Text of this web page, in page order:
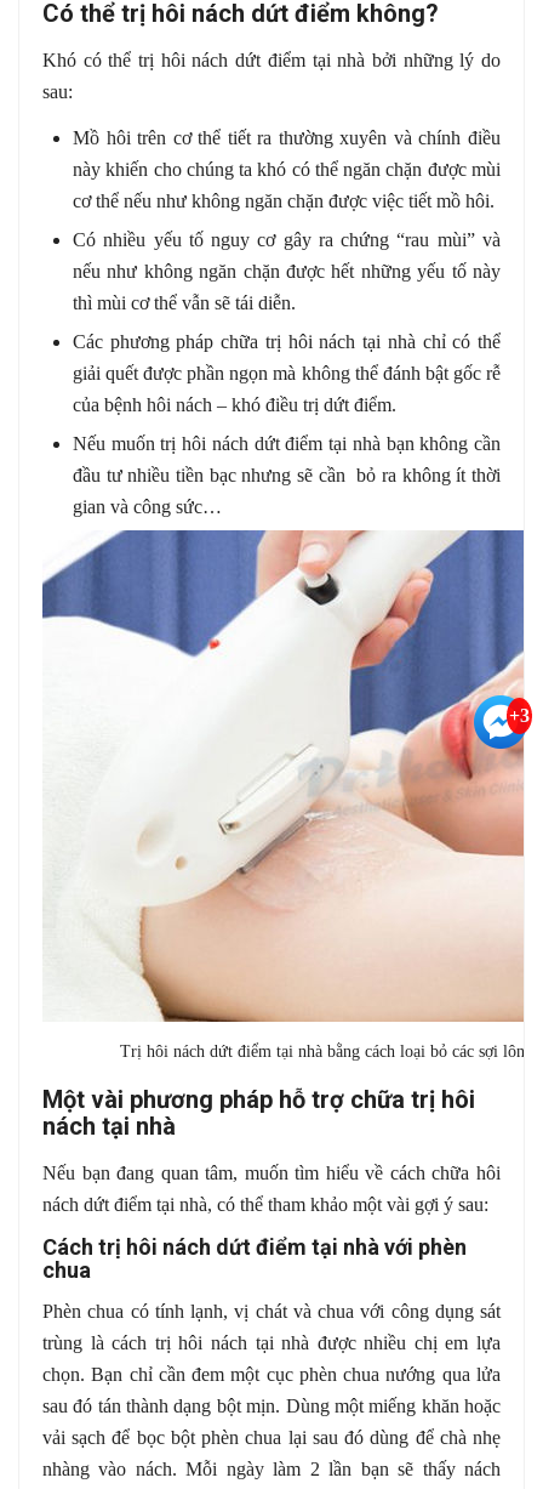
Có thể trị hôi nách dứt điểm không?
Khó có thể trị hôi nách dứt điểm tại nhà bởi những lý do
sau:
Mồ hôi trên cơ thể tiết ra thường xuyên và chính điều
này khiến cho chúng ta khó có thể ngăn chặn được mùi
cơ thể nếu như không ngăn chặn được việc tiết mồ hôi.
Có nhiều yếu tố nguy cơ gây ra chứng “rau mùi” và
nếu như không ngăn chặn được hết những yếu tố này
thì mùi cơ thể vẫn sẽ tái diễn.
Các phương pháp chữa trị hôi nách tại nhà chỉ có thể
giải quết được phần ngọn mà không thể đánh bật gốc rễ
của bệnh hôi nách – khó điều trị dứt điểm.
Nếu muốn trị hôi nách dứt điểm tại nhà bạn không cần
đầu tư nhiều tiền bạc nhưng sẽ cần bỏ ra không ít thời
gian và công sức…
Trị hôi nách dứt điểm tại nhà bằng cách loại bỏ các sợi lông
Một vài phương pháp hỗ trợ chữa trị hôi
nách tại nhà
Nếu bạn đang quan tâm, muốn tìm hiểu về cách chữa hôi
nách dứt điểm tại nhà, có thể tham khảo một vài gợi ý sau:
Cách trị hôi nách dứt điểm tại nhà với phèn
chua
Phèn chua có tính lạnh, vị chát và chua với công dụng sát
trùng là cách trị hôi nách tại nhà được nhiều chị em lựa
chọn. Bạn chỉ cần đem một cục phèn chua nướng qua lửa
sau đó tán thành dạng bột mịn. Dùng một miếng khăn hoặc
vải sạch để bọc bột phèn chua lại sau đó dùng để chà nhẹ
nhàng vào nách. Mỗi ngày làm 2 lần bạn sẽ thấy nách
+3